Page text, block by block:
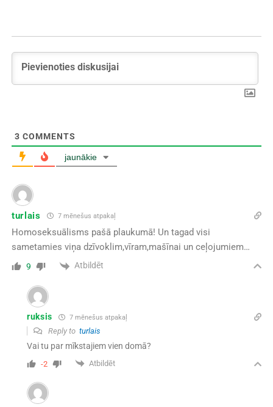
3 COMMENTS
jaunākie
turlais 7 mēnešus atpakaļ
Homoseksuālisms pašā plaukumā! Un tagad visi
sametamies viņa dzīvoklim,vīram,mašīnai un ceļojumiem…
9 Atbildēt
ruksis 7 mēnešus atpakaļ
Reply to turlais
Vai tu par mīkstajiem vien domā?
-2 Atbildēt